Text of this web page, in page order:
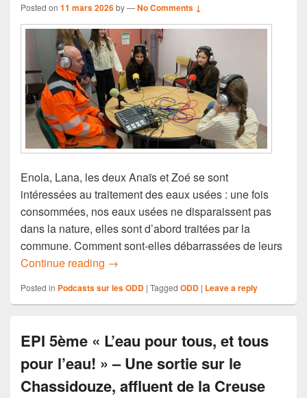
Posted on 11 mars 2026by—No Comments ↓
Enola, Lana, les deux Anaïs et Zoé se sont
intéressées au traitement des eaux usées : une fois
consommées, nos eaux usées ne disparaissent pas
dans la nature, elles sont d’abord traitées par la
commune. Comment sont-elles débarrassées de leurs
Continue reading EPI 5ème « L’eau pour tous, et tous
→
Posted in Podcasts sur les ODD | Tagged ODD | Leave a reply
EPI 5ème « L’eau pour tous, et tous
pour l’eau! » – Une sortie sur le
Chassidouze, affluent de la Creuse